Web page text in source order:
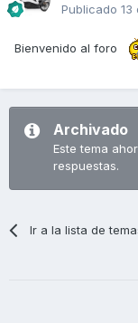
Publicado 13
Bienvenido al foro
Archivado
Este tema
respuestas.
Ir a la lista de